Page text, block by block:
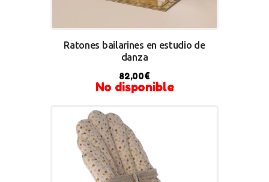
Ratones bailarines en estudio de
danza
82,00€
No disponible